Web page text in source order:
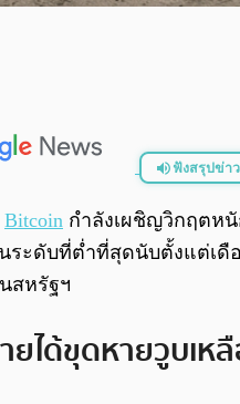
ฟังสรุปข่าว
Bitcoin กำลังเผชิญวิกฤตห
นระดับที่ต่ำที่สุดนับตั้งแต่เ
สหรัฐฯ
ยได้ขุดหายวูบเห